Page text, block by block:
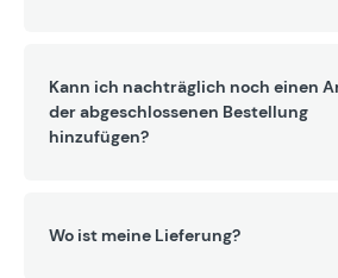
Kann ich nachträglich noch einen
der abgeschlossenen Bestellung
hinzufügen?
Wo ist meine Lieferung?